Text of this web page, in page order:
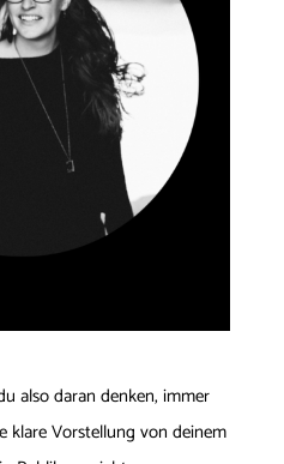
also daran denken, immer
klare Vorstellung von deinem